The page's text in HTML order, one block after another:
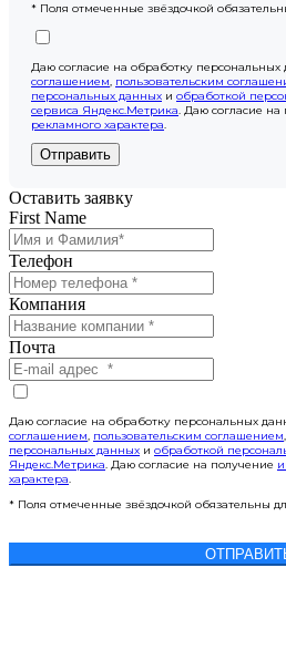
* Поля отмеченные звёздочкой
Даю согласие на обработку персональных
соглашением, пользовательским
персональных данных и обработкой
сервиса Яндекс.Метрика. Даю согласие на
рекламного характера.
Отправить
Оставить заявку
First Name
Телефон
Компания
Почта
Даю согласие на обработку персональных
соглашением, пользовательским соглашением,
персональных данных и обработкой
Яндекс.Метрика. Даю согласие на получение
характера.
* Поля отмеченные звёздочкой обязательны